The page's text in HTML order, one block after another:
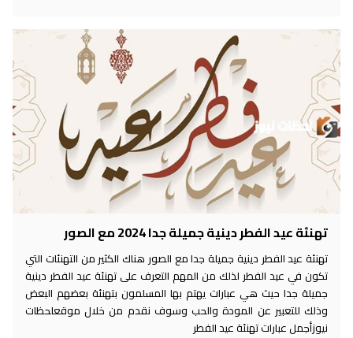
تهنئة عيد الفطر دينية جميلة جدا 2024 مع الصور
تهنئة عيد الفطر دينية جميلة جدا مع الصور هناك الكثير من التهنئات التي
تكون في عيد الفطر لذلك من المهم التعرف على تهنئة عيد الفطر دينية
جميلة جدا حيث هي عبارات يهتم بها المسلمون بتهنئة بعضهم البعض
وذلك للتعبير عن المودة والحب وسوف نقدم من خلال موقعلحظات
نيوزأجمل عبارات تهنئة عيد الفطر